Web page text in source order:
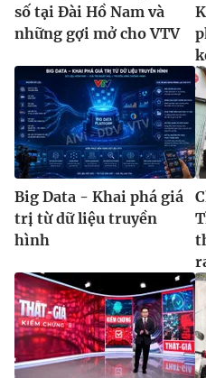
số tại Đài Hồ Nam và
những gợi mở cho VTV
Big Data - Khai phá giá
trị từ dữ liệu truyền
hình